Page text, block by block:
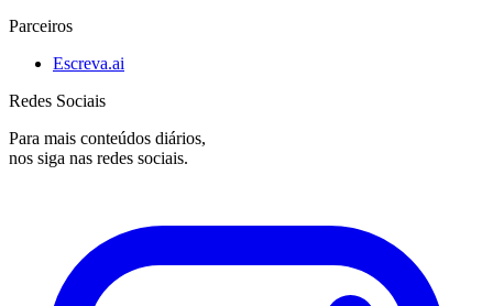
Parceiros
Escreva.ai
Redes Sociais
Para mais conteúdos diários,
nos siga nas redes sociais.